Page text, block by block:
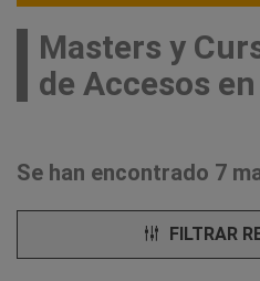
Masters y
de Accesos
Se han encontrado 7
FILTRAR